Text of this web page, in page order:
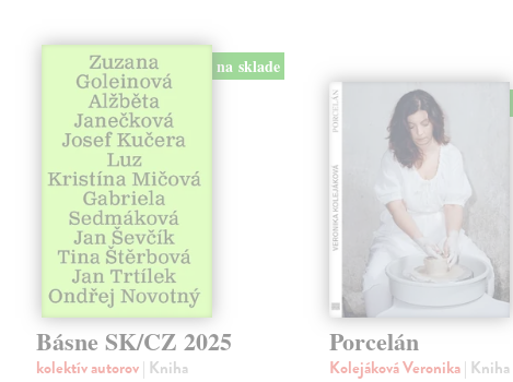
na sklade
Básne SK/CZ 2025
kolektív autorov| Kniha
Porcelán
Kolejáková Veronika| Kniha